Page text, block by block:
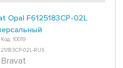
Opal F6125183CP-02L
Код: 10019
02L-RUS
Bravat